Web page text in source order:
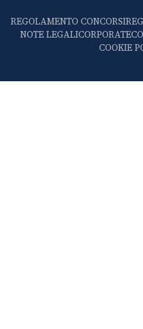
REGOLAMENTO CONCORSI
NOTE LEGALICORPORATE
COOKIE